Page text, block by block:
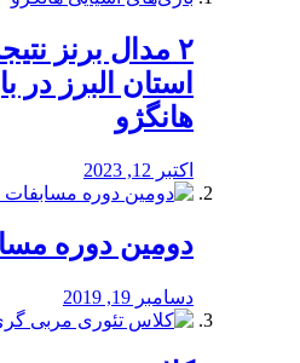
استان البرز در
هانگژو
اکتبر 12, 2023
دومین دوره
دسامبر 19, 2019